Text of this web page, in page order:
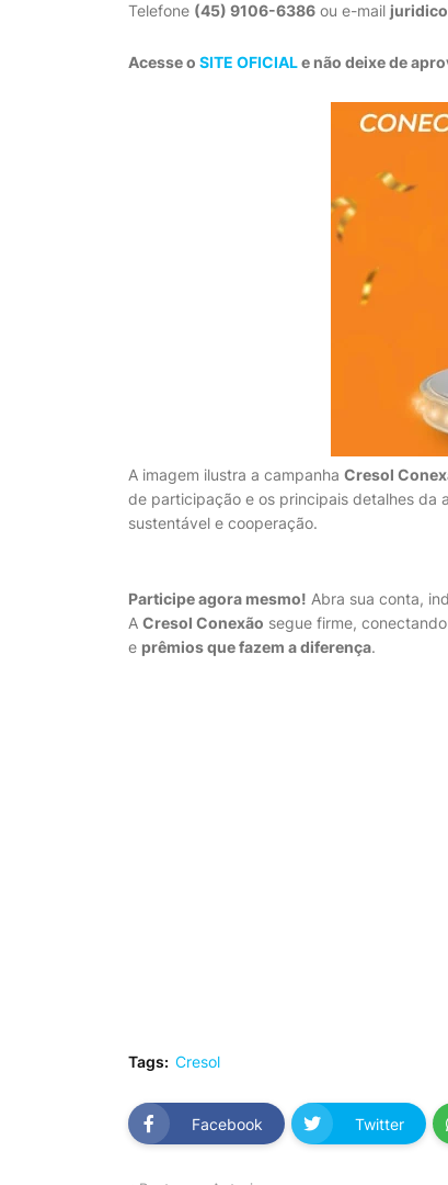
Telefone (45) 9106-6386 ou e-mail
Acesse o SITE OFICIALe não deixe de
A imagem ilustra a campanha Cresol
de participação e os principais detalhes da
sustentável e cooperação.
Participe agora mesmo! Abra sua conta,
A Cresol Conexão segue firme,
e prêmios que fazem a diferença.
Tags: Cresol
Facebook Twitter